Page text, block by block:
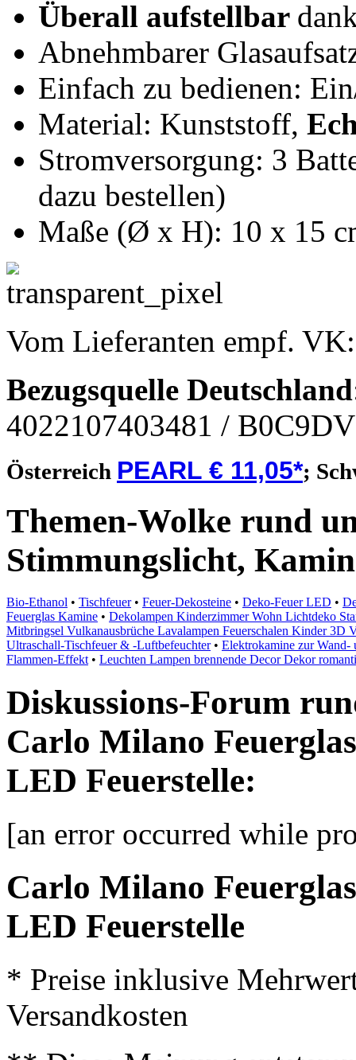
Überall aufstellbar
Abnehmbarer
Einfach zu bedienen:
Material: Kunststoff,
Stromversorgung: 3
dazu bestellen)
Maße (Ø x H): 10 x 15
Vom Lieferanten empf.
Bezugsquelle Deutschland
4022107403481 /
Österreich PEARL € 11,05*;
Themen-Wolke rund
Stimmungslicht,
Bio-Ethanol • Tischfeuer• Feuer-Dekosteine • Deko-Feuer LED •
Feuerglas Kamine • Dekolampen Kinderzimmer Wohn Lichtdeko
Mitbringsel Vulkanausbrüche Lavalampen Feuerschalen Kinder 3D
Ultraschall-Tischfeuer & -Luftbefeuchter• Elektrokamine zur Wand-
Flammen-Effekt • Leuchten Lampen brennende Decor Dekor
Diskussions-Forum
Carlo Milano
LED Feuerstelle:
[an error occurred while
Carlo Milano
LED Feuerstelle
* Preise inklusive
Versandkosten